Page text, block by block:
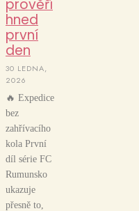
prověří
hned
první
den
30 LEDNA,
2026
🔥 Expedice
bez
zahřívacího
kola První
díl série FC
Rumunsko
ukazuje
přesně to,